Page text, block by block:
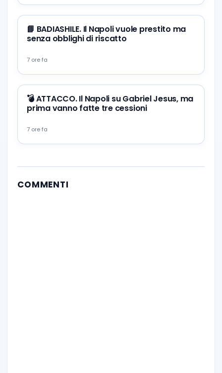
📘 BADIASHILE. Il Napoli vuole prestito ma
senza obblighi di riscatto
7 ore fa
💣 ATTACCO. Il Napoli su Gabriel Jesus, ma
prima vanno fatte tre cessioni
7 ore fa
COMMENTI